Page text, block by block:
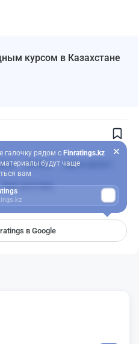
курсом в Казахстане
Астана курсы валют
Курс доллара
в Google
галочку рядом с Finratings.kz
будут чаще
вам